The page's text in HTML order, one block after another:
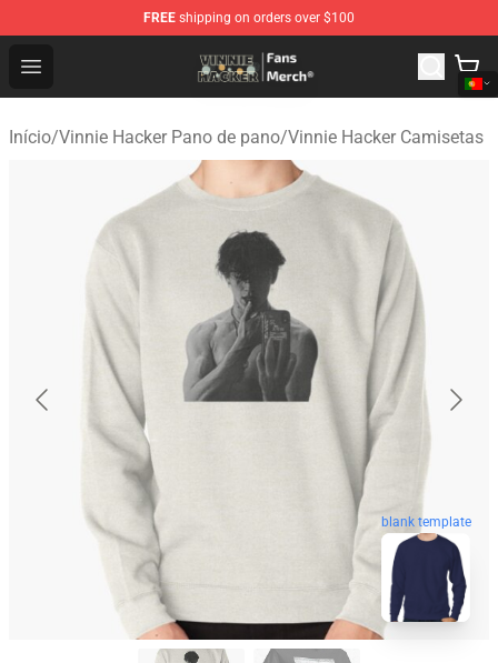
FREE shipping on orders over $100
Open menu
Vinnie Hacker Store - Official Vinnie Hacker Merchandise
Início/Vinnie Hacker Pano de pano/Vinnie Hacker Camisetas
blank template